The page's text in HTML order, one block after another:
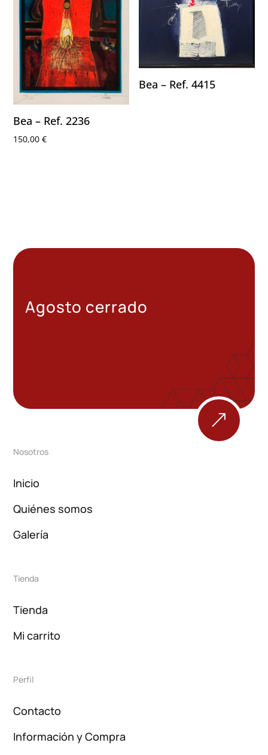
Bea – Ref. 2236
150,00€
Bea – Ref. 4415
Agosto cerrado
&
Nosotros
Inicio
Quiénes somos
Galería
Tienda
Tienda
Mi carrito
Perfil
Contacto
Información y Compra